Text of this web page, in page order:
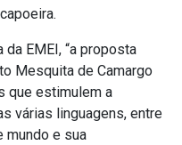
EMEI, “a proposta
Mesquita de Camargo
que estimulem a
várias linguagens, entre
mundo e sua